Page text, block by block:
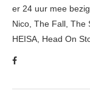
er 24 uur mee
Nico, The Fall, The
HEISA, Head On